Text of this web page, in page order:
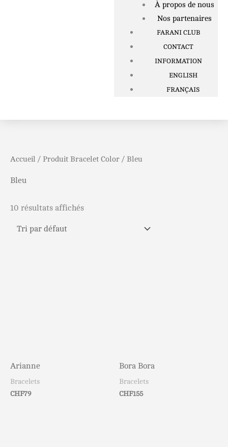
À propos de nous
Nos partenaires
FARANI CLUB
CONTACT
INFORMATION
ENGLISH
FRANÇAIS
Accueil / Produit Bracelet Color / Bleu
Bleu
10 résultats affichés
Arianne
Bracelets
CHF79
Bora Bora
Bracelets
CHF155